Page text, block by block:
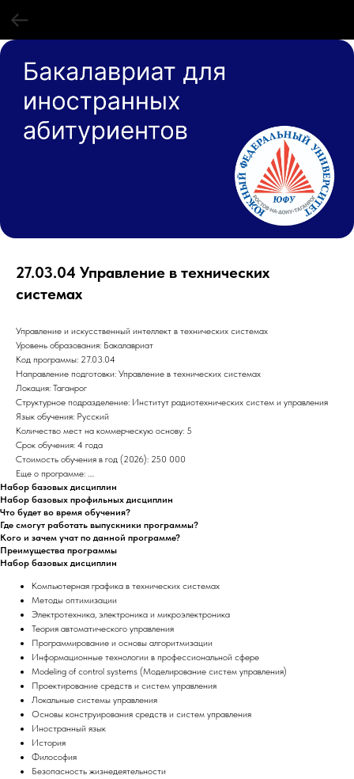
27.03.04 Управление в технических
системах
Управление и искусственный интеллект в технических системах
Уровень образования: Бакалавриат
Код программы: 27.03.04
Направление подготовки: Управление в технических системах
Локация: Таганрог
Структурное подразделение: Институт радиотехнических систем и управления
Язык обучения: Русский
Количество мест на коммерческую основу: 5
Срок обучения: 4 года
Стоимость обучения в год (2026): 250 000
Еще о программе: ....
Набор базовых дисциплин
Набор базовых профильных дисциплин
Что будет во время обучения?
Где смогут работать выпускники программы?
Кого и зачем учат по данной программе?
Преимущества программы
Набор базовых дисциплин
Компьютерная графика в технических системах
Методы оптимизации
Электротехника, электроника и микроэлектроника
Теория автоматического управления
Программирование и основы алгоритмизации
Информационные технологии в профессиональной сфере
Modeling of control systems (Моделирование систем управления)
Проектирование средств и систем управления
Локальные системы управления
Основы конструирования средств и систем управления
Иностранный язык
История
Философия
Безопасность жизнедеятельности